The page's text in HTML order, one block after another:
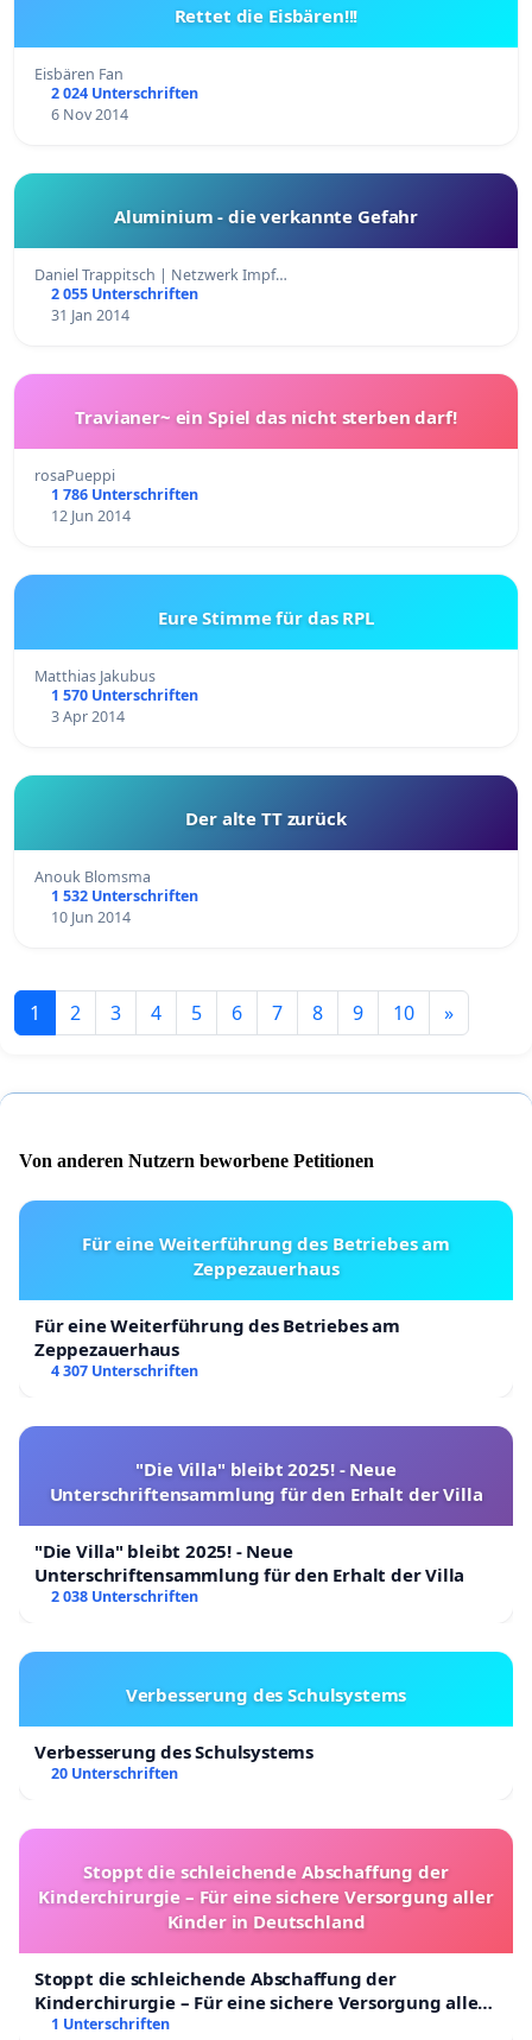
Rettet die Eisbären!!!
Eisbären Fan
2 024 Unterschriften
6 Nov 2014
Aluminium - die verkannte Gefahr
Daniel Trappitsch | Netzwerk Impf…
2 055 Unterschriften
31 Jan 2014
Travianer~ ein Spiel das nicht sterben darf!
rosaPueppi
1 786 Unterschriften
12 Jun 2014
Eure Stimme für das RPL
Matthias Jakubus
1 570 Unterschriften
3 Apr 2014
Der alte TT zurück
Anouk Blomsma
1 532 Unterschriften
10 Jun 2014
1 2 3 4 5 6 7 8 9 10 »
Von anderen Nutzern beworbene Petitionen
Für eine Weiterführung des Betriebes am
Zeppezauerhaus
Für eine Weiterführung des Betriebes am
Zeppezauerhaus
4 307 Unterschriften
"Die Villa" bleibt 2025! - Neue
Unterschriftensammlung für den Erhalt der Villa
"Die Villa" bleibt 2025! - Neue
Unterschriftensammlung für den Erhalt der Villa
2 038 Unterschriften
Verbesserung des Schulsystems
Verbesserung des Schulsystems
20 Unterschriften
Stoppt die schleichende Abschaffung der
Kinderchirurgie – Für eine sichere Versorgung aller
Kinder in Deutschland
Stoppt die schleichende Abschaffung der
Kinderchirurgie – Für eine sichere Versorgung aller
Kinder in Deutschland
1 Unterschriften